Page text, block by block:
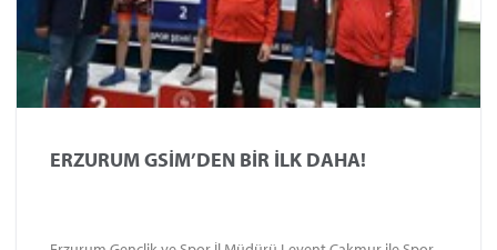
ERZURUM GSİM’DEN BİR İLK DAHA!